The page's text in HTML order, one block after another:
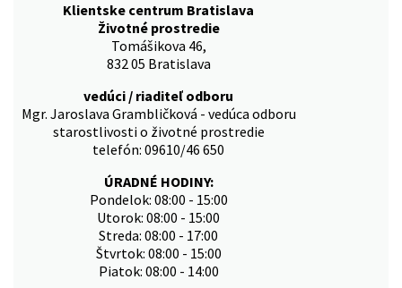
Klientske centrum Bratislava
Životné prostredie
Tomášikova 46,
832 05 Bratislava
vedúci / riaditeľ odboru
Mgr. Jaroslava Grambličková - vedúca odboru
starostlivosti o životné prostredie
telefón: 09610/46 650
ÚRADNÉ HODINY:
Pondelok: 08:00 - 15:00
Utorok: 08:00 - 15:00
Streda: 08:00 - 17:00
Štvrtok: 08:00 - 15:00
Piatok: 08:00 - 14:00